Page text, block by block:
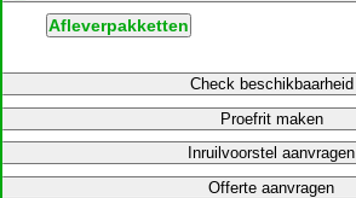
Afleverpakketten
Check beschikbaarheid
Proefrit maken
Inruilvoorstel aanvragen
Offerte aanvragen